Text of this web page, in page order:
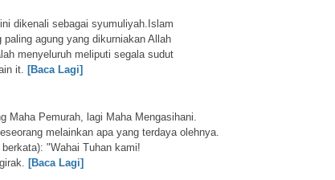
dikenali sebagai syumuliyah.Islam
agung yang dikurniakan Allah
menyeluruh meliputi segala sudut
it. [Baca Lagi]
Maha Pemurah, lagi Maha Mengasihani.
melainkan apa yang terdaya olehnya.
"Wahai Tuhan kami!
[Baca Lagi]